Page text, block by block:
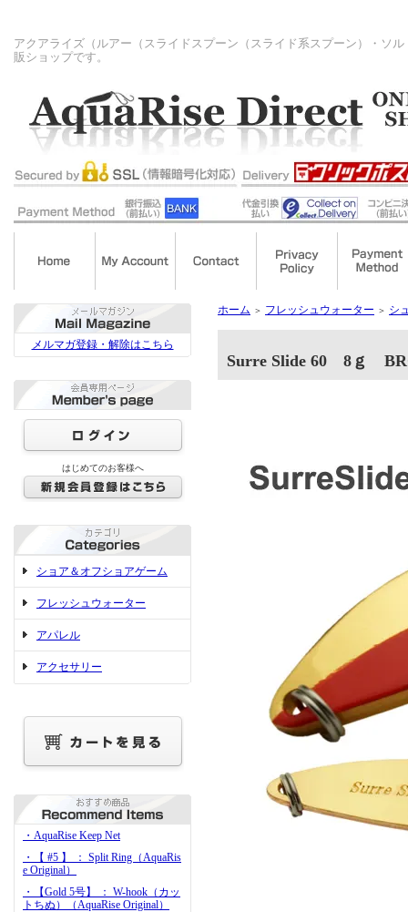
アクアライズ（ルアー（スライドスプーン（スライド系スプーン）・ソ
販ショップです。
メルマガ登録・解除はこちら
はじめてのお客様へ
ショア＆オフショアゲーム
フレッシュウォーター
アパレル
アクセサリー
・AquaRise Keep Net
・【 #5 】 ： Split Ring（AquaRis
e Original）
・【Gold 5号】 ： W-hook（カッ
トちぬ）（AquaRise Original）
ホーム ＞ フレッシュウォーター ＞ シ
Surre Slide 60 8ｇ